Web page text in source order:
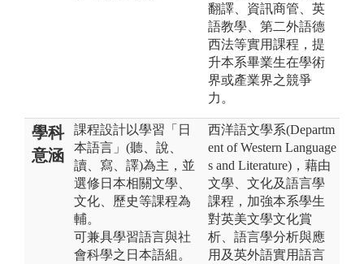
翻譯、資訊商管、英
語教學、第二外語德
西法等實用課程，提
升本系畢業生在學術
界或產業界之競爭
力。
學科
意涵
課程設計以學習「日
本語言」(聽、說、
讀、寫、譯)為主，並
選修日本相關文學、
文化、歷史等課程為
輔。
可兼具學習語言與社
會科學之日本語組。
西洋語文學系(Departm
ent of Western Language
s and Literature)，藉由
文學、文化及語言學
課程，加強本系學生
對英美文學文化賞
析、語言學分析與應
用及英外語實用語言